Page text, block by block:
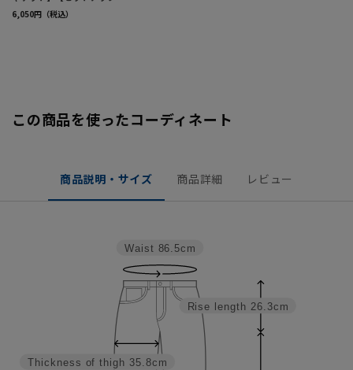
この商品を使ったコーディネート
商品説明・サイズ 商品詳細 レビュー
Rise length 26.3cm
Thickness of thigh 35.8cm
Waist 86.5cm